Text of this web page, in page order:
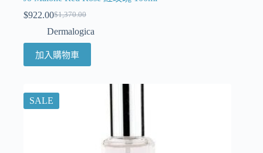
$1,370.00
$922.00
Dermalogica
加入購物車
SALE